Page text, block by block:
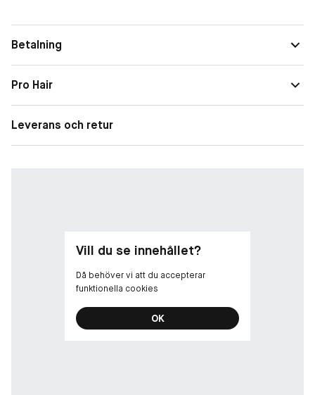
Betalning
Pro Hair
Leverans och retur
Vill du se innehållet?
Då behöver vi att du accepterar
funktionella cookies
OK